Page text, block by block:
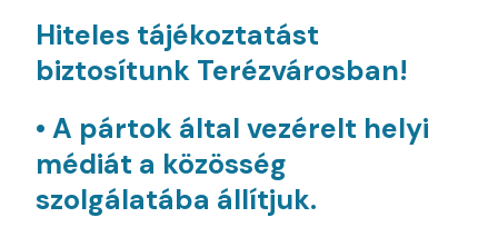
Hiteles tájékoztatást
biztosítunk Terézvárosban!
• A pártok által vezérelt helyi
médiát a közösség
szolgálatába állítjuk.